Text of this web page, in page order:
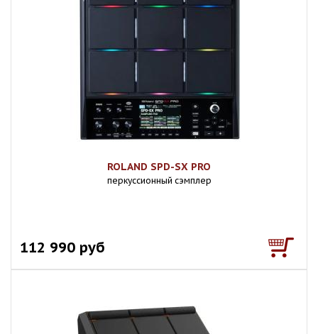
ROLAND SPD-SX PRO
перкуссионный сэмплер
112 990 руб